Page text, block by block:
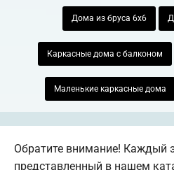
Дома из бруса 6х6
Каркасные дома с балконом
Маленькие каркасные дома
Обратите внимание! Каждый
представленный в нашем